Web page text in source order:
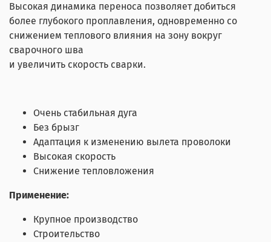
Высокая динамика переноса позволяет добиться
более глубокого проплавления, одновременно со
снижением теплового влияния на зону вокруг
сварочного шва
и увеличить скорость сварки.
Очень стабильная дуга
Без брызг
Адаптация к изменению вылета проволоки
Высокая скорость
Снижение тепловложения
Применение:
Крупное производство
Строительство